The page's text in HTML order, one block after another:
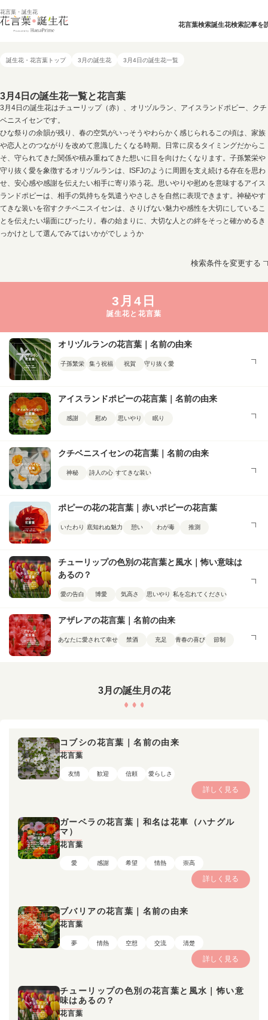
花言葉・誕生花
花言葉検索誕生花検索記事を
誕生花・花言葉トップ 3月の誕生花 3月4日の誕生花一覧
3月4日の誕生花一覧と花言葉
3月4日の誕生花はチューリップ（赤）、オリヅルラン、アイスランドポピー、クチ
ベニスイセンです。
ひな祭りの余韻が残り、春の空気がいっそうやわらかく感じられるこの頃は、家族
や恋人とのつながりを改めて意識したくなる時期。日常に戻るタイミングだからこ
そ、守られてきた関係や積み重ねてきた想いに目を向けたくなります。子孫繁栄や
守り抜く愛を象徴するオリヅルランは、ISFJのように周囲を支え続ける存在を思わ
せ、安心感や感謝を伝えたい相手に寄り添う花。思いやりや慰めを意味するアイス
ランドポピーは、相手の気持ちを気遣うやさしさを自然に表現できます。神秘やす
てきな装いを宿すクチベニスイセンは、さりげない魅力や感性を大切にしているこ
とを伝えたい場面にぴったり。春の始まりに、大切な人との絆をそっと確かめるき
っかけとして選んでみてはいかがでしょうか
検索条件を変更する
3月4日
誕生花と花言葉
オリヅルランの花言葉｜名前の由来
子孫繁栄 集う祝福 祝賀 守り抜く愛
アイスランドポピーの花言葉｜名前の由来
感謝 慰め 思いやり 眠り
クチベニスイセンの花言葉｜名前の由来
神秘 詩人の心 すてきな装い
ポピーの花の花言葉｜赤いポピーの花言葉
いたわり 底知れぬ魅力 憩い わが毒 推測
チューリップの色別の花言葉と風水｜怖い意味は
あるの？
愛の告白 博愛 気高さ 思いやり 私を忘れてください
アザレアの花言葉｜名前の由来
あなたに愛されて幸せ 禁酒 充足 青春の喜び 節制
3月の誕生月の花
コブシの花言葉｜名前の由来
花言葉
友情 歓迎 信頼 愛らしさ
詳しく見る
ガーベラの花言葉｜和名は花車（ハナグル
マ）
花言葉
愛 感謝 希望 情熱 崇高
詳しく見る
ブバリアの花言葉｜名前の由来
花言葉
夢 情熱 空想 交流 清楚
詳しく見る
チューリップの色別の花言葉と風水｜怖い意
味はあるの？
花言葉